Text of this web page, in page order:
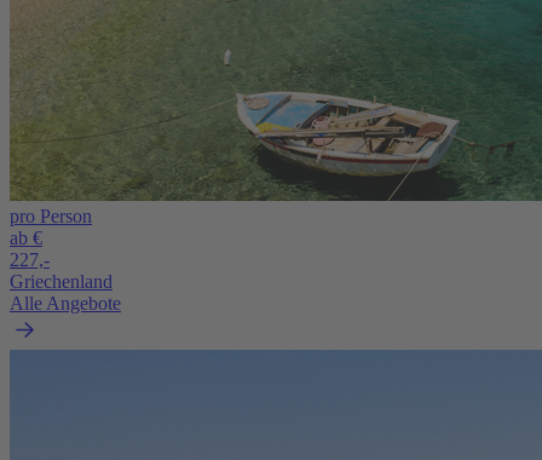
pro Person
ab €
227,-
Griechenland
Alle Angebote